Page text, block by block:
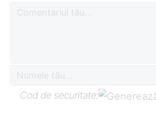
Cod de securitate: